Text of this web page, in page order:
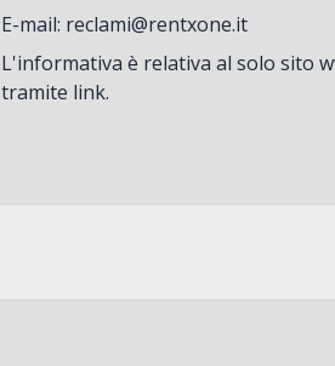
E-mail: reclami@rentxone.it
L'informativa è relativa al solo sito
tramite link.